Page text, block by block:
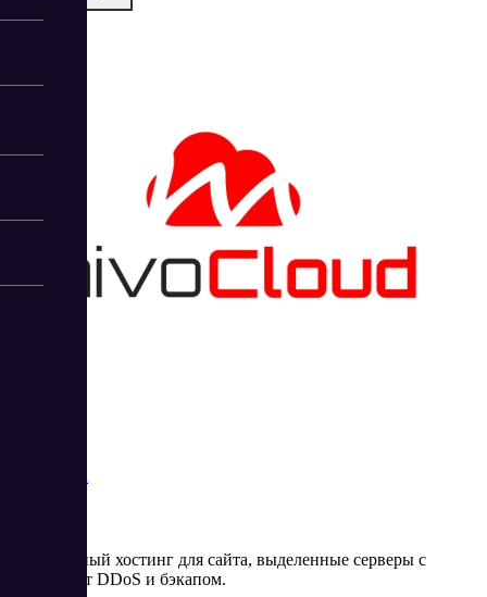
Виртуальный хостинг для сайта, выделенные серверы с
защитой от DDoS и бэкапом.